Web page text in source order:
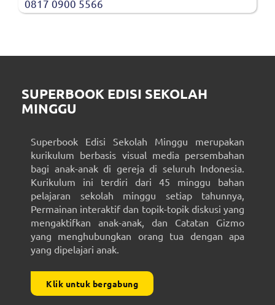
0817 0900 5566
SUPERBOOK EDISI SEKOLAH
MINGGU
Superbook Edisi Sekolah Minggu merupakan
kurikulum berbasis visual media persembahan
bagi anak-anak di gereja di seluruh Indonesia.
Kurikulum ini terdiri dari 45 minggu bahan
pelajaran sekolah minggu setiap tahunnya,
Permainan interaktif dan topik-topik diskusi yang
mengaktifkan anak-anak, dan Catatan Gizmo
yang menghubungkan orang tua dengan apa
yang dipelajari anak.
Klik untuk bergabung